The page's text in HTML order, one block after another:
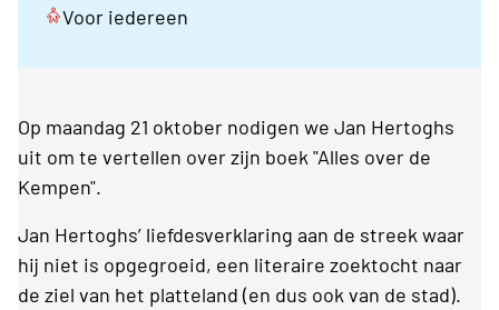
Voor iedereen
Op maandag 21 oktober nodigen we Jan Hertoghs
uit om te vertellen over zijn boek "Alles over de
Kempen".
Jan Hertoghs’ liefdesverklaring aan de streek waar
hij niet is opgegroeid, een literaire zoektocht naar
de ziel van het platteland (en dus ook van de stad).